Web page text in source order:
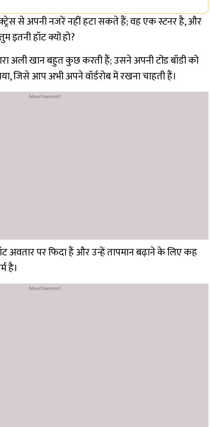
से अपनी नजरें नहीं हटा सकते हैं; वह एक स्टनर है, और
इतनी हॉट क्यों हो?
अली खान बहुत कुछ करती हैं; उसने अपनी टोंड बॉडी को
जिसे आप अभी अपने वॉर्डरोब में रखना चाहती हैं।
अवतार पर फिदा हैं और उन्हें तापमान बढ़ाने के लिए कह
है।